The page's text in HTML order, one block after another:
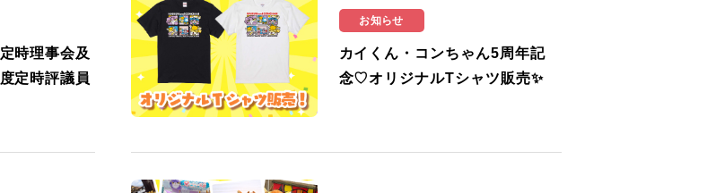
時理事会及
定時評議員
お知らせ
カイくん・コンちゃん5周年記
念♡オリジナルTシャツ販売✨